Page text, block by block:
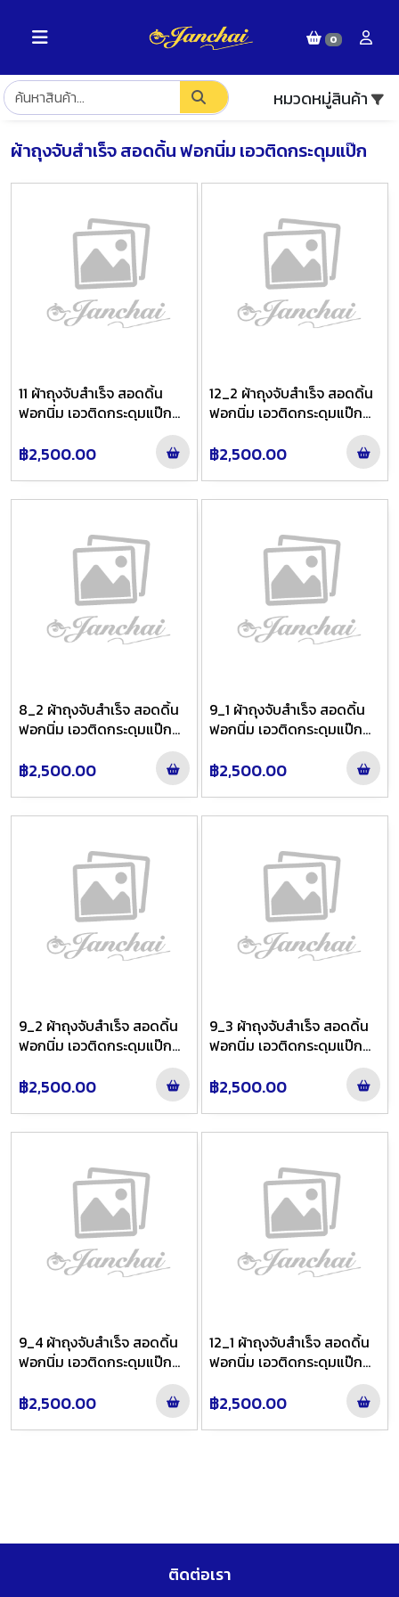
0
หมวดหมู่สินค้า
ผ้าถุงจับสำเร็จ สอดดิ้น ฟอกนิ่ม เอวติดกระดุมแป๊ก
11 ผ้าถุงจับสำเร็จ สอดดิ้น
ฟอกนิ่ม เอวติดกระดุมแป๊ก
ลาย นภาวัลย์ ชายพกใหญ่ สี
เทาชาย้อมน้ำเงินไล่สี
฿2,500.00
12_2 ผ้าถุงจับสำเร็จ สอดดิ้น
ฟอกนิ่ม เอวติดกระดุมแป๊ก
ลาย นภาวัลย์ ชายพกใหญ่ สี
น้ำตาลย้อมกะปิไล่สี
฿2,500.00
8_2 ผ้าถุงจับสำเร็จ สอดดิ้น
ฟอกนิ่ม เอวติดกระดุมแป๊ก
ลาย นภาวัลย์ ชายพกใหญ่ สี
เทาชมพูย้อมเทาฟ้าไล่สี
฿2,500.00
9_1 ผ้าถุงจับสำเร็จ สอดดิ้น
ฟอกนิ่ม เอวติดกระดุมแป๊ก
ลาย นภาวัลย์ ชายพกใหญ่ สี
ฟ้าย้อมเทาไล่สี
฿2,500.00
9_2 ผ้าถุงจับสำเร็จ สอดดิ้น
ฟอกนิ่ม เอวติดกระดุมแป๊ก
ลาย นภาวัลย์ ชายพกใหญ่ สี
ฟ้าย้อมเทาไล่สี
฿2,500.00
9_3 ผ้าถุงจับสำเร็จ สอดดิ้น
ฟอกนิ่ม เอวติดกระดุมแป๊ก
ลาย นภาวัลย์ ชายพกใหญ่ สี
ฟ้าย้อมเทาไล่สี
฿2,500.00
9_4 ผ้าถุงจับสำเร็จ สอดดิ้น
ฟอกนิ่ม เอวติดกระดุมแป๊ก
ลาย นภาวัลย์ ชายพกใหญ่ สี
ฟ้าย้อมเทาไล่สี
฿2,500.00
12_1 ผ้าถุงจับสำเร็จ สอดดิ้น
ฟอกนิ่ม เอวติดกระดุมแป๊ก
ลาย นภาวัลย์ ชายพกใหญ่ สี
น้ำตาลย้อมกะปิไล่สี
฿2,500.00
ติดต่อเรา